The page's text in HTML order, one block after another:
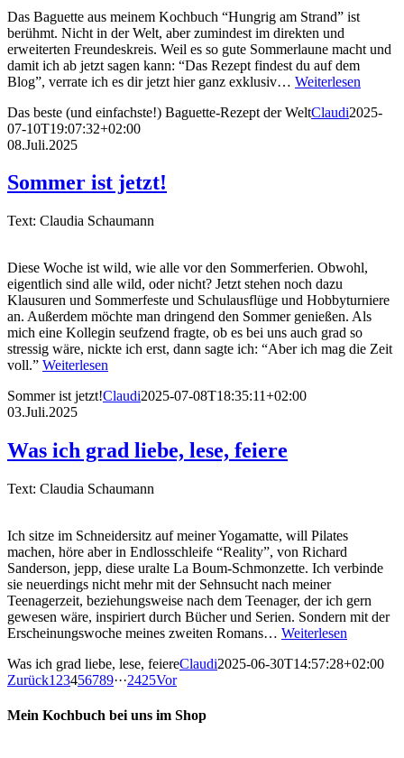
Das Baguette aus meinem Kochbuch “Hungrig am Strand” ist
berühmt. Nicht in der Welt, aber zumindest im direkten und
erweiterten Freundeskreis. Weil es so gute Sommerlaune macht und
damit ich ab jetzt sagen kann: “Das Rezept findest du auf dem
Blog”, verrate ich es dir jetzt hier ganz exklusiv… Weiterlesen
Das beste (und einfachste!) Baguette-Rezept der WeltClaudi2025-
07-10T19:07:32+02:00
08.Juli.2025
Sommer ist jetzt!
Text: Claudia Schaumann
Diese Woche ist wild, wie alle vor den Sommerferien. Obwohl,
eigentlich sind alle wild, oder nicht? Jetzt stehen noch dazu
Klausuren und Sommerfeste und Schulausflüge und Hobbyturniere
an. Außerdem möchte man dringend den Sommer genießen. Als
mich eine Kollegin seufzend fragte, ob es bei uns auch grad so
stressig wäre, nickte ich erst, dann sagte ich: “Aber ich mag die Zeit
voll.” Weiterlesen
Sommer ist jetzt!Claudi2025-07-08T18:35:11+02:00
03.Juli.2025
Was ich grad liebe, lese, feiere
Text: Claudia Schaumann
Ich sitze im Schneidersitz auf meiner Yogamatte, will Pilates
machen, höre aber in Endlosschleife “Reality”, von Richard
Sanderson, jepp, diese uralte La Boum-Schmonzette. Ich verbinde
sie neuerdings nicht mehr mit der Sehnsucht nach meiner
Teenagerzeit, beziehungsweise nach dem Teenager, der ich gern
gewesen wäre, inspiriert durch Bücher und Serien. Sondern mit der
Erscheinungswoche meines zweiten Romans… Weiterlesen
Was ich grad liebe, lese, feiereClaudi2025-06-30T14:57:28+02:00
Zurück1 23456789···2425Vor
Mein Kochbuch bei uns im Shop